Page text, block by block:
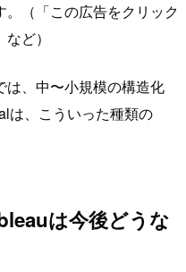
（「この広告をクリック
ど）
は、中〜小規模の構造化
は、こういった種類の
は今後どうな